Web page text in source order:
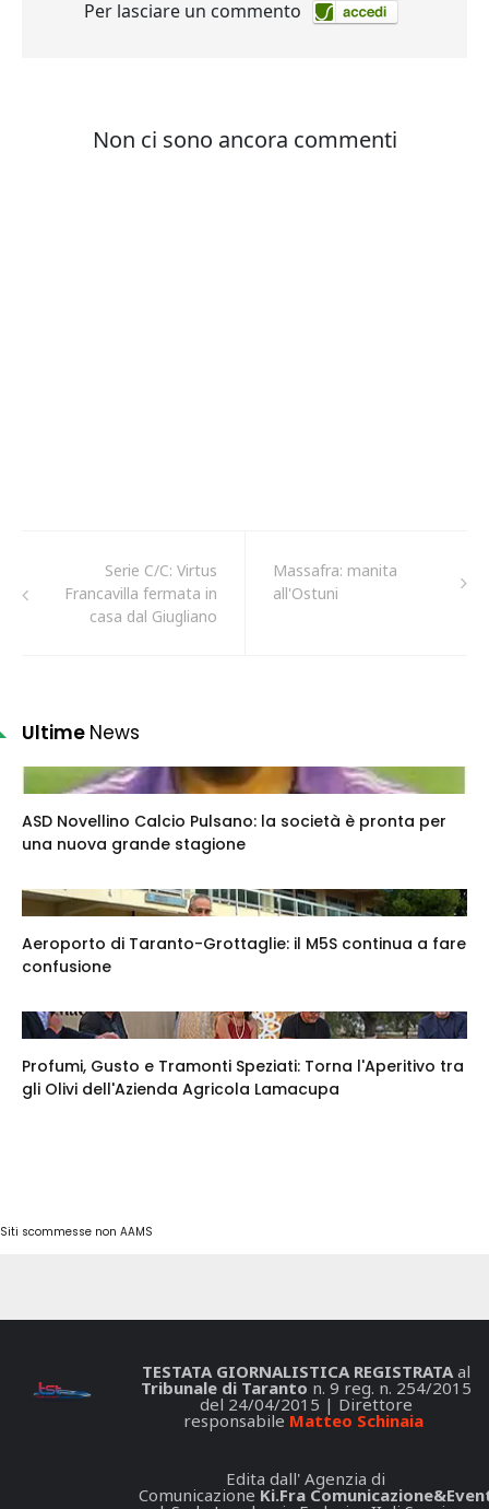
Serie C/C: Virtus
Francavilla fermata in
casa dal Giugliano
Massafra: manita
all'Ostuni
Ultime News
ASD Novellino Calcio Pulsano: la società è pronta per
una nuova grande stagione
Aeroporto di Taranto-Grottaglie: il M5S continua a fare
confusione
Profumi, Gusto e Tramonti Speziati: Torna l'Aperitivo tra
gli Olivi dell'Azienda Agricola Lamacupa
Siti scommesse non AAMS
TESTATA GIORNALISTICA REGISTRATAal
Tribunale di Taranto n. 9 reg. n. 254/2015
del 24/04/2015 | Direttore
responsabile Matteo Schinaia
Edita dall' Agenzia di
Comunicazione Ki.Fra